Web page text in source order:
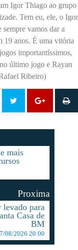
Igor Thiago ao grupo
Tem eu, ele, o Igor
vamos dar a
19 anos. É uma vitória
importantíssimos,
último jogo e Rayan
Ribeiro)
mais
Proxima
levado para
Casa de
BM
08/2026 20:00